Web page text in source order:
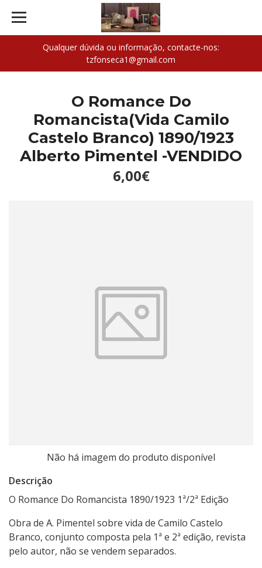
Qualquer dúvida ou informação, contacte-nos:
tzfonseca1@gmail.com
O Romance Do
Romancista(Vida Camilo
Castelo Branco) 1890/1923
Alberto Pimentel -VENDIDO
6,00€
Não há imagem do produto disponível
Descrição
O Romance Do Romancista 1890/1923 1ª/2ª Edição
Obra de A. Pimentel sobre vida de Camilo Castelo
Branco, conjunto composta pela 1ª e 2ª edição, revista
pelo autor, não se vendem separados.